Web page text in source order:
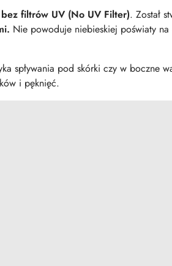
filtrów UV (No UV Filter). Został
Nie powoduje niebieskiej poświaty
spływania pod skórki czy w boczne
i pęknięć.